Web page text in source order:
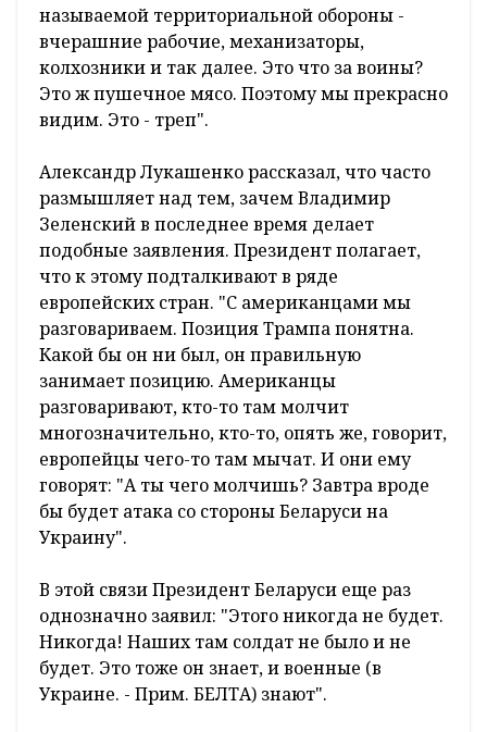
называемой территориальной обороны -
вчерашние рабочие, механизаторы,
колхозники и так далее. Это что за воины?
Это ж пушечное мясо. Поэтому мы прекрасно
видим. Это - треп".
Александр Лукашенко рассказал, что часто
размышляет над тем, зачем Владимир
Зеленский в последнее время делает
подобные заявления. Президент полагает,
что к этому подталкивают в ряде
европейских стран. "С американцами мы
разговариваем. Позиция Трампа понятна.
Какой бы он ни был, он правильную
занимает позицию. Американцы
разговаривают, кто-то там молчит
многозначительно, кто-то, опять же, говорит,
европейцы чего-то там мычат. И они ему
говорят: "А ты чего молчишь? Завтра вроде
бы будет атака со стороны Беларуси на
Украину".
В этой связи Президент Беларуси еще раз
однозначно заявил: "Этого никогда не будет.
Никогда! Наших там солдат не было и не
будет. Это тоже он знает, и военные (в
Украине. - Прим. БЕЛТА) знают".